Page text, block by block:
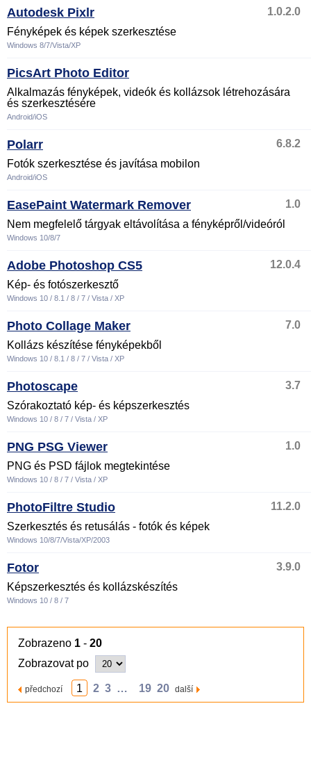
Autodesk Pixlr
1.0.2.0
Fényképek és képek szerkesztése
Windows 8/7/Vista/XP
PicsArt Photo Editor
Alkalmazás fényképek, videók és kollázsok létrehozására
és szerkesztésére
Android/iOS
Polarr
6.8.2
Fotók szerkesztése és javítása mobilon
Android/iOS
EasePaint Watermark Remover
1.0
Nem megfelelő tárgyak eltávolítása a fényképről/videóról
Windows 10/8/7
Adobe Photoshop CS5
12.0.4
Kép- és fotószerkesztő
Windows 10 / 8.1 / 8 / 7 / Vista / XP
Photo Collage Maker
7.0
Kollázs készítése fényképekből
Windows 10 / 8.1 / 8 / 7 / Vista / XP
Photoscape
3.7
Szórakoztató kép- és képszerkesztés
Windows 10 / 8 / 7 / Vista / XP
PNG PSG Viewer
1.0
PNG és PSD fájlok megtekintése
Windows 10 / 8 / 7 / Vista / XP
PhotoFiltre Studio
11.2.0
Szerkesztés és retusálás - fotók és képek
Windows 10/8/7/Vista/XP/2003
Fotor
3.9.0
Képszerkesztés és kollázskészítés
Windows 10 / 8 / 7
Zobrazeno 1 - 20
Zobrazovat po
předchozí 1 2 3 … 19 20 další